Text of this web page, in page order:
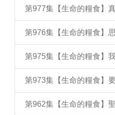
第977集【生命的糧食】
第976集【生命的糧食】
第975集【生命的糧食】
第973集【生命的糧食】
第962集【生命的糧食】